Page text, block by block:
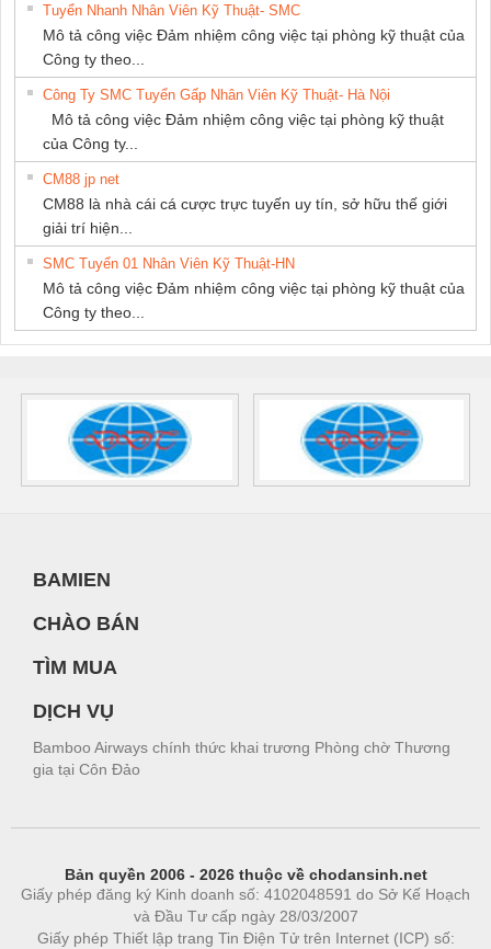
Tuyển Nhanh Nhân Viên Kỹ Thuật- SMC
Mô tả công việc Đảm nhiệm công việc tại phòng kỹ thuật của
Công ty theo...
Công Ty SMC Tuyển Gấp Nhân Viên Kỹ Thuật- Hà Nội
Mô tả công việc Đảm nhiệm công việc tại phòng kỹ thuật
của Công ty...
CM88 jp net
CM88 là nhà cái cá cược trực tuyến uy tín, sở hữu thế giới
giải trí hiện...
SMC Tuyển 01 Nhân Viên Kỹ Thuật-HN
Mô tả công việc Đảm nhiệm công việc tại phòng kỹ thuật của
Công ty theo...
BAMIEN
CHÀO BÁN
TÌM MUA
DỊCH VỤ
Bamboo Airways chính thức khai trương Phòng chờ Thương
gia tại Côn Đảo
Bản quyền 2006 - 2026 thuộc về chodansinh.net
Giấy phép đăng ký Kinh doanh số: 4102048591 do Sở Kế Hoạch
và Đầu Tư cấp ngày 28/03/2007
Giấy phép Thiết lập trang Tin Điện Tử trên Internet (ICP) số: